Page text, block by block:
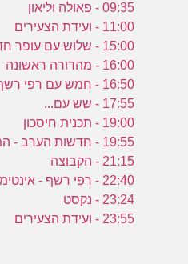
09:35 - פאולה וליאון
11:00 - ועידת הצעירים
15:00 - שלוש עם עופר חדד
16:00 - מהדורה ראשונה
16:50 - חמש עם רפי רשף
17:55 - שש עם...
19:00 - תכנית חיסכון
19:55 - חדשות הערב - המהדורה המרכזית
21:15 - הקבוצה
22:40 - רפי רשף - אינטימי - עדן חסון
23:24 - נקסט
23:55 - ועידת הצעירים